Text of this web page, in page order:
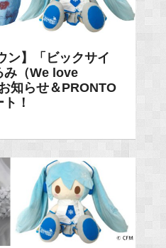
ン】「ビックサイ
（We love
知らせ＆PRONTO
！